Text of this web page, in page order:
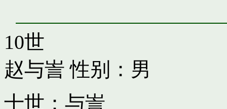
10世
赵与訔 性别：男
十世：与訔